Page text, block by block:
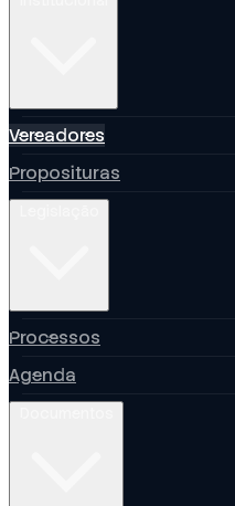
Vereadores
Proposituras
Processos
Agenda